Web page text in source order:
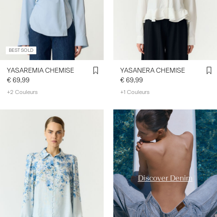
BEST SOLD
YASAREMIA CHEMISE
€ 69,99
+2 Couleurs
YASANERA CHEMISE
€ 69,99
+1 Couleurs
Discover Denim
https://www.y-a-s.com/fr-
fr/ys-trend-categories/denim-
styles/